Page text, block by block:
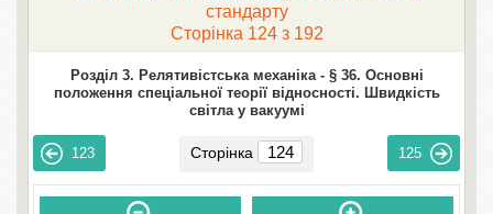
стандарту
Сторінка 124 з 192
Розділ 3. Релятивістська механіка - § 36. Основні
положення спеціальної теорії відносності. Швидкість
світла у вакуумі
123 Сторінка 125